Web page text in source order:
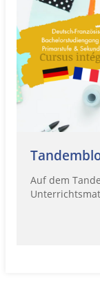
Auf dem